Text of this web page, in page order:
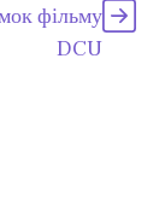
фільму
DCU